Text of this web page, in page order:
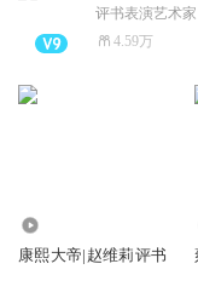
评书表演艺术
4.59万
康熙大帝|赵维莉评书